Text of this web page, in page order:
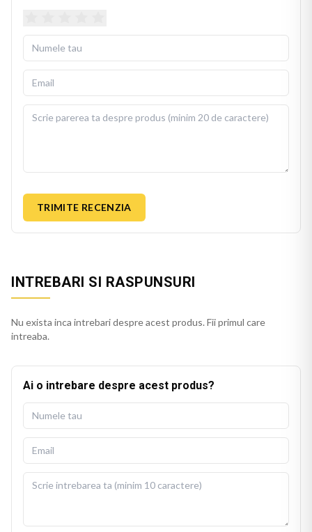
TRIMITE RECENZIA
INTREBARI SI RASPUNSURI
Nu exista inca intrebari despre acest produs. Fii primul care
intreaba.
Ai o intrebare despre acest produs?